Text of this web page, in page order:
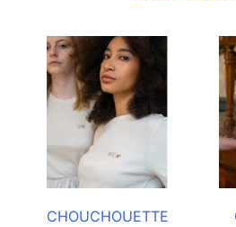
CHOUCHOUETTE